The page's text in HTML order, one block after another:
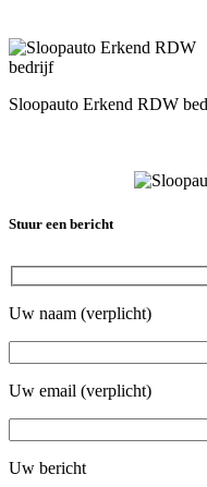
Sloopauto Erkend RDW
Stuur een bericht
Uw naam (verplicht)
Uw email (verplicht)
Uw bericht